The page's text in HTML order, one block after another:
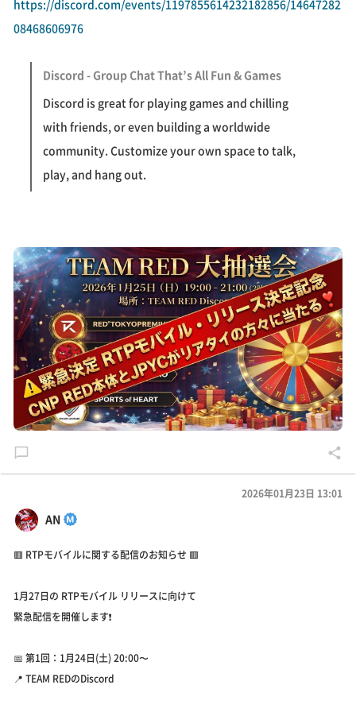
https://discord.com/events/1197855614232182856/14647282
08468606976
Discord - Group Chat That’s All Fun & Games
Discord is great for playing games and chilling
with friends, or even building a worldwide
community. Customize your own space to talk,
play, and hang out.
AN
2026年01月23日 13:01
🟥 RTPモバイルに関する配信のお知らせ 🟥
1月27日の RTPモバイル リリースに向けて
緊急配信を開催します❗️
📅 第1回：1月24日(土) 20:00〜
📍 TEAM REDのDiscord